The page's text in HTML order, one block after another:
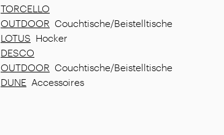
TORCELLO
OUTDOOR Couchtische/Beistelltische
LOTUS Hocker
DESCO
OUTDOOR Couchtische/Beistelltische
DUNE Accessoires